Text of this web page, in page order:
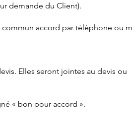
demande du Client).
commun accord par téléphone ou
Elles seront jointes au devis ou
« bon pour accord ».